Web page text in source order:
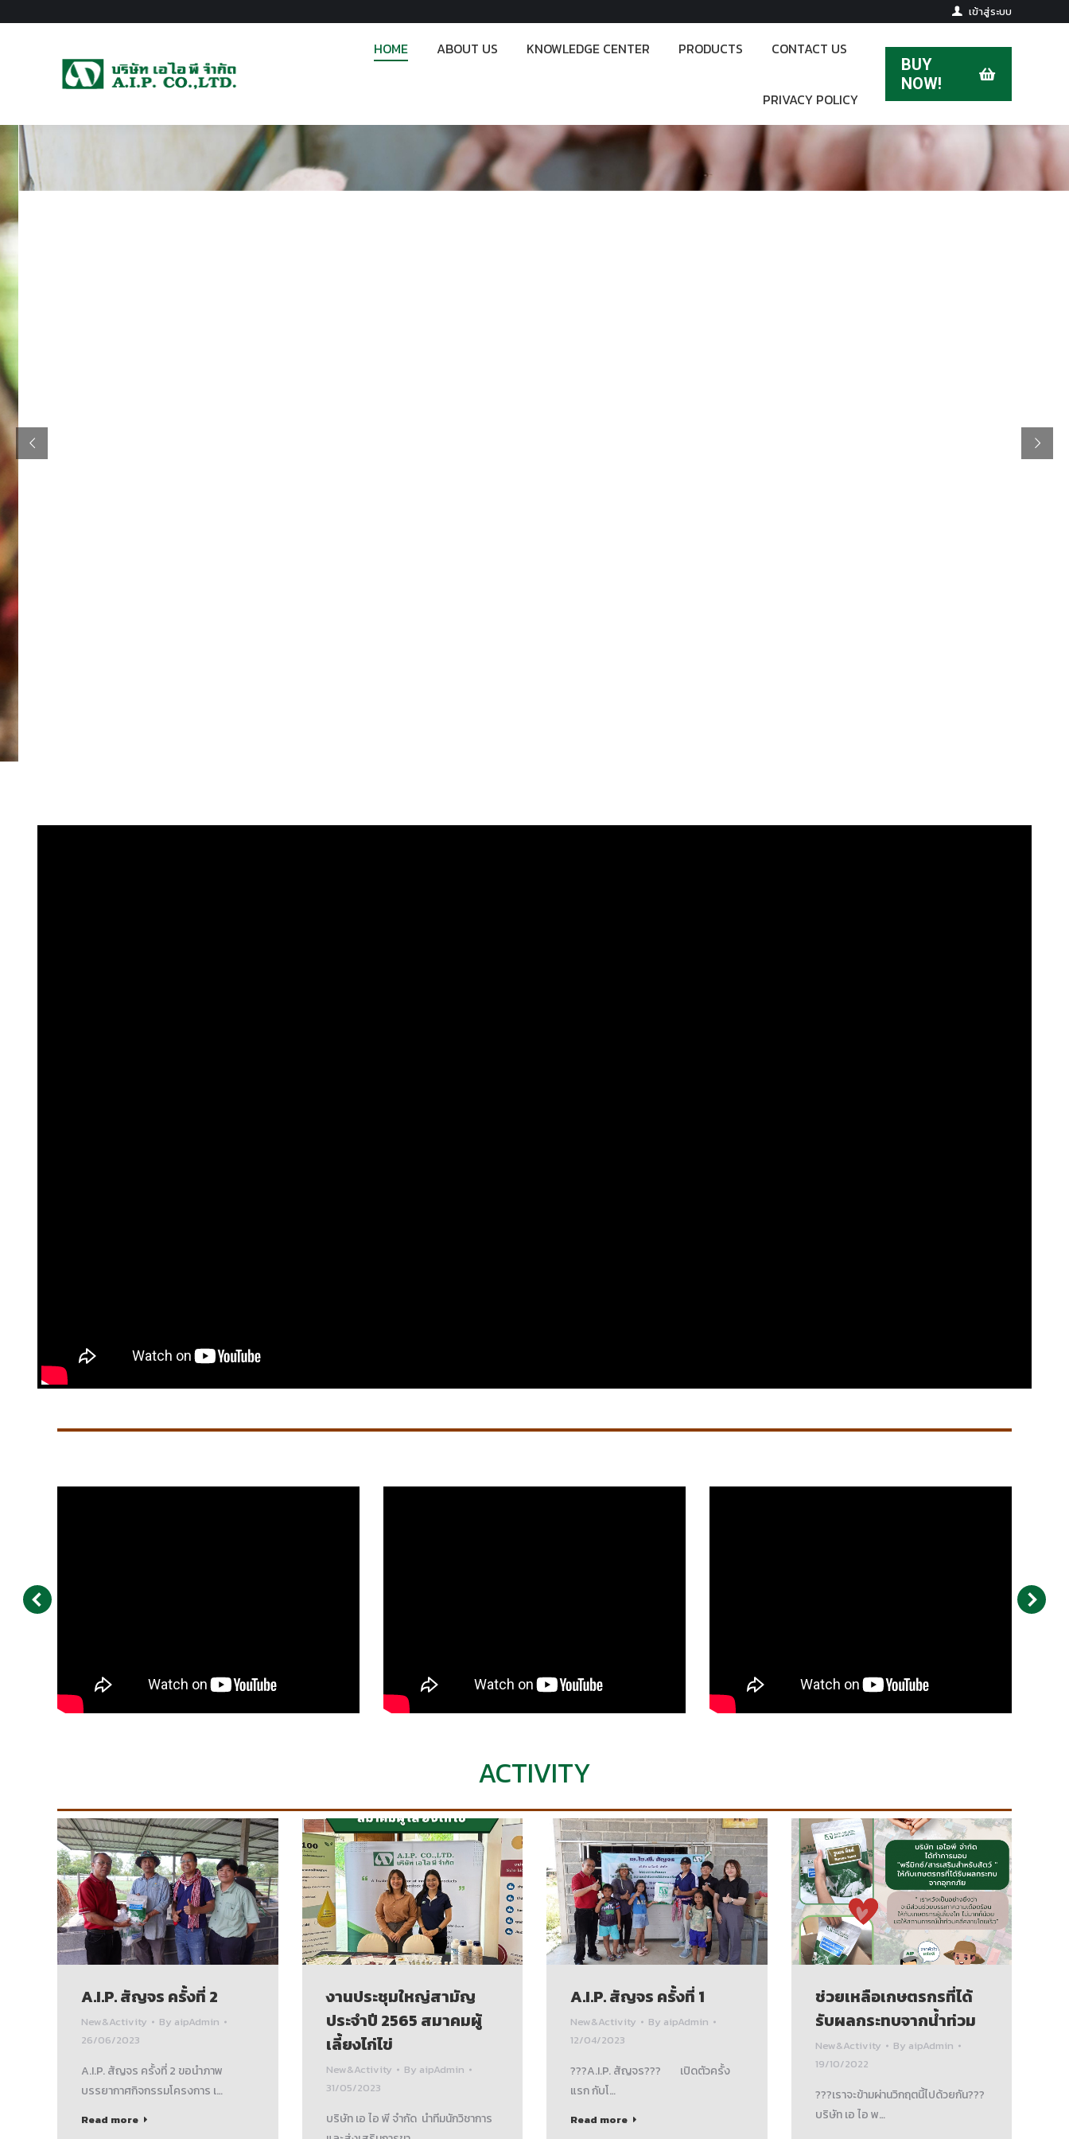
เข้าสู่ระบบ
HOME ABOUT US KNOWLEDGE CENTER PRODUCTS CONTACT US
PRIVACY POLICY
BUY
NOW!
ACTIVITY
A.I.P. สัญจร ครั้งที่ 2
New&Activity By aipAdmin
26/06/2023
A.I.P. สัญจร ครั้งที่ 2 ขอนำภาพ
บรรยากาศกิจกรรมโครงการ เ…
Read more
งานประชุมใหญ่สามัญ
ประจำปี 2565 สมาคมผู้
เลี้ยงไก่ไข่
New&Activity By aipAdmin
31/05/2023
บริษัท เอ ไอ พี จำกัด นำทีมนักวิชาการ
A.I.P. สัญจร ครั้งที่ 1
New&Activity By aipAdmin
12/04/2023
?‍?‍?A.I.P. สัญจร‍??‍? เปิดตัวครั้ง
แรก กับโ…
Read more
ช่วยเหลือเกษตรกรที่ได้
รับผลกระทบจากน้ำท่วม
New&Activity By aipAdmin
19/10/2022
?‍?‍?เราจะข้ามผ่านวิกฤตนี้ไปด้วยกัน?‍?‍?
บริษัท เอ ไอ พ…
HOME ABOUT US KNOWLEDGE CENTER PRODUCTS CONTACT US
NOW!